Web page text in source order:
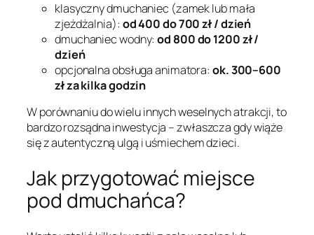
klasyczny dmuchaniec (zamek lub mała
zjeżdżalnia): od 400 do 700 zł / dzień
dmuchaniec wodny:od 800 do 1200 zł /
dzień
opcjonalna obsługa animatora: ok. 300–600
zł za kilka godzin
W porównaniu do wielu innych weselnych atrakcji, to
bardzo rozsądna inwestycja – zwłaszcza gdy wiąże
się z autentyczną ulgą i uśmiechem dzieci.
Jak przygotować miejsce
pod dmuchańca?